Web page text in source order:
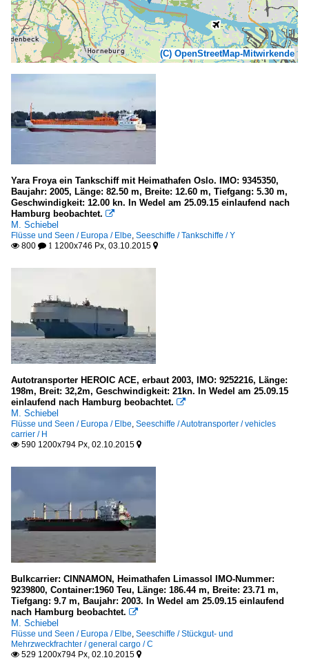
(C) OpenStreetMap-Mitwirkende
Yara Froya ein Tankschiff mit Heimathafen Oslo. IMO: 9345350,
Baujahr: 2005, Länge: 82.50 m, Breite: 12.60 m, Tiefgang: 5.30 m,
Geschwindigkeit: 12.00 kn. In Wedel am 25.09.15 einlaufend nach
Hamburg beobachtet. 
M. Schiebel
Flüsse und Seen / Europa / Elbe Seeschiffe / Tankschiffe / Y
 800  1 1200x746 Px, 03.10.2015 
Autotransporter HEROIC ACE, erbaut 2003, IMO: 9252216, Länge:
198m, Breit: 32,2m, Geschwindigkeit: 21kn. In Wedel am 25.09.15
einlaufend nach Hamburg beobachtet. 
M. Schiebel
Flüsse und Seen / Europa / Elbe Seeschiffe / Autotransporter / vehicles
carrier / H
 590 1200x794 Px, 02.10.2015 
Bulkcarrier: CINNAMON, Heimathafen Limassol IMO-Nummer:
9239800, Container:1960 Teu, Länge: 186.44 m, Breite: 23.71 m,
Tiefgang: 9.7 m, Baujahr: 2003. In Wedel am 25.09.15 einlaufend
nach Hamburg beobachtet. 
M. Schiebel
Flüsse und Seen / Europa / Elbe Seeschiffe / Stückgut- und
Mehrzweckfrachter / general cargo / C
 529 1200x794 Px, 02.10.2015 